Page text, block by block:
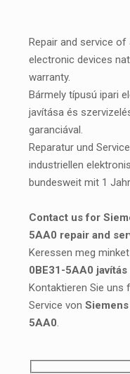
Repair and service
electronic devices
warranty.
Bármely típusú ipari
javítása és
garanciával.
Reparatur und
industriellen
bundesweit mit 1
Contact us for
5AA0 repair and
Keressen meg
0BE31-5AA0
Kontaktieren Sie uns
Service von
5AA0.